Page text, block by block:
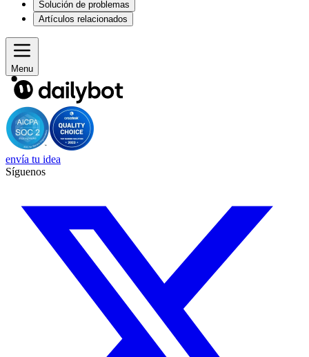
Solución de problemas
Artículos relacionados
Menu
envía tu idea
Síguenos